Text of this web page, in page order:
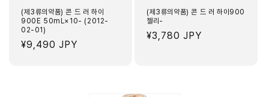
(제3류의약품) 콘 드 러 하이
900E 50mL×10- (2012-
02-01)
정
¥9,490 JPY
(제3류의약품) 콘 드 러 하이900
젤리-
정
¥3,780 JPY